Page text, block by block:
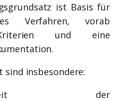
ist Basis für
Verfahren, vorab
und eine
sind insbesondere:
der